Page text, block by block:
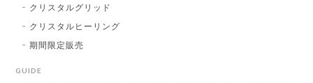
クリスタルグリッド
クリスタルヒーリング
期間限定販売
GUIDE